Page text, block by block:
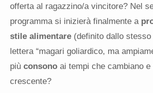
offerta al ragazzino/a vincitore? Nel
programma si inizierà finalmente a
stile alimentare (definito dallo
lettera “magari goliardico, ma
più consono ai tempi che cambiano
crescente?